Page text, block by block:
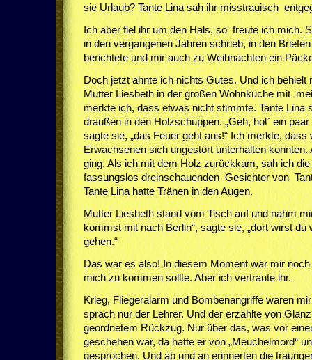
sie Urlaub? Tante Lina sah ihr misstrauisch
Ich aber fiel ihr um den Hals, so freute ich mich.
in den vergangenen Jahren schrieb, in den
berichtete und mir auch zu Weihnachten ein
Doch jetzt ahnte ich nichts Gutes. Und ich behielt
Mutter Liesbeth in der großen Wohnküche mit
merkte ich, dass etwas nicht stimmte. Tante Lina
draußen in den Holzschuppen. „Geh, hol` ein
sagte sie, „das Feuer geht aus!“ Ich merkte,
Erwachsenen sich ungestört unterhalten konnten.
ging. Als ich mit dem Holz zurückkam, sah ich
fassungslos dreinschauenden Gesichter von
Tante Lina hatte Tränen in den Augen.
Mutter Liesbeth stand vom Tisch auf und nahm
kommst mit nach Berlin“, sagte sie, „dort wirst du
gehen.“
Das war es also! In diesem Moment war mir
mich zu kommen sollte. Aber ich vertraute ihr.
Krieg, Fliegeralarm und Bombenangriffe waren
sprach nur der Lehrer. Und der erzählte von
geordnetem Rückzug. Nur über das, was vor
geschehen war, da hatte er von „Meuchelmord“
gesprochen. Und ab und an erinnerten die